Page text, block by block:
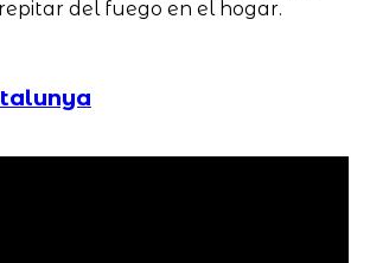
del fuego en el hogar.